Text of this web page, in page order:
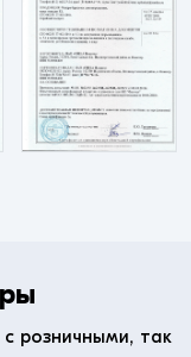
розничными, так